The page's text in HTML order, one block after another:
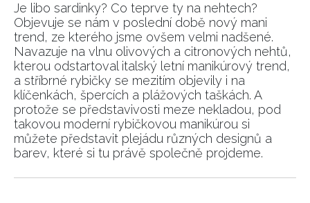
INFORMACE
REDAKCE
Je libo sardinky? Co teprve ty na nehtech?
Objevuje se nám v poslední době nový mani
trend, ze kterého jsme ovšem velmi nadšené.
Navazuje na vlnu olivových a citronových nehtů,
kterou odstartoval italský letní manikúrový trend,
a stříbrné rybičky se mezitím objevily i na
klíčenkách, špercích a plážových taškách. A
protože se představivosti meze nekladou, pod
takovou moderní rybičkovou manikúrou si
můžete představit plejádu různých designů a
barev, které si tu právě společně projdeme.